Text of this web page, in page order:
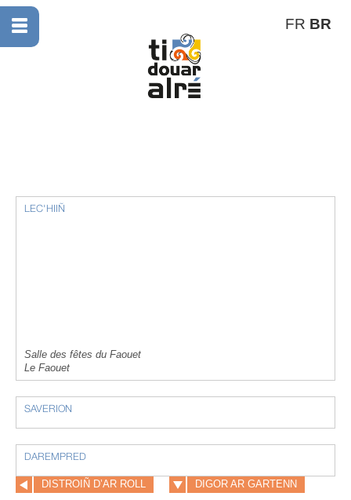
FR BR
LEC'HIIÑ
Salle des fêtes du Faouet
Le Faouet
SAVERION
DAREMPRED
DISTROIÑ D’AR ROLL DIGOR AR GARTENN